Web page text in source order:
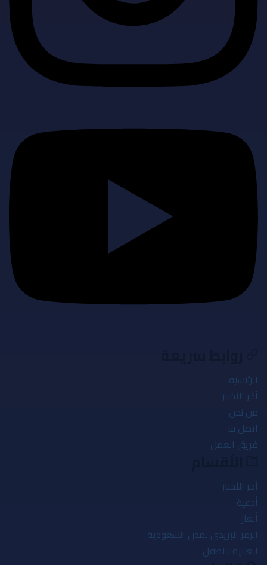
الرئيسية
آخر الأخبار
من نحن
اتصل بنا
فريق العمل
آخر الأخبار
أدعية
ألغاز
الرمز البريدي لمدن السعودية
العناية بالطفل